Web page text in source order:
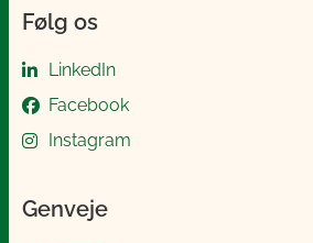
Følg os
LinkedIn
Facebook
Instagram
Genveje